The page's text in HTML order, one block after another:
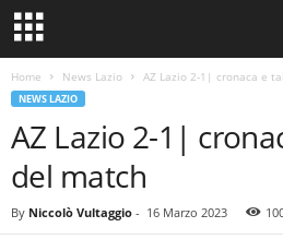
Home News Lazio AZ Lazio 2-1| cronaca e
NEWS LAZIO
AZ Lazio 2-1|
del match
By Niccolò Vultaggio - 16 Marzo 2023